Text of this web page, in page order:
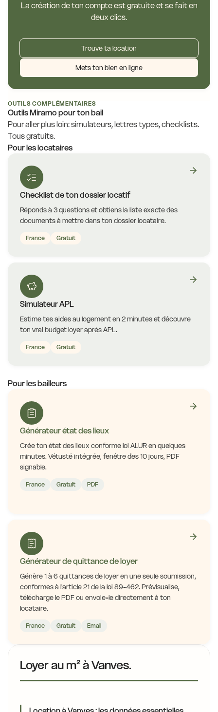
La création de ton compte est gratuite et se fait en
deux clics.
Trouve ta location
Mets ton bien en ligne
OUTILS COMPLÉMENTAIRES
Outils Miramo pour ton bail
Pour aller plus loin: simulateurs, lettres types, checklists.
Tous gratuits.
Pour les locataires
Checklist de ton dossier locatif
Réponds à 3 questions et obtiens la liste exacte des
documents à mettre dans ton dossier locataire.
France Gratuit
Simulateur APL
Estime tes aides au logement en 2 minutes et découvre
ton vrai budget loyer après APL.
France Gratuit
Pour les bailleurs
Générateur état des lieux
Crée ton état des lieux conforme loi ALUR en quelques
minutes. Vétusté intégrée, fenêtre des 10 jours, PDF
signable.
France Gratuit PDF
Générateur de quittance de loyer
Génère 1 à 6 quittances de loyer en une seule soumission,
conformes à l'article 21 de la loi 89-462. Prévisualise,
télécharge le PDF ou envoie-le directement à ton
locataire.
France Gratuit Email
Loyer au m² à Vanves.